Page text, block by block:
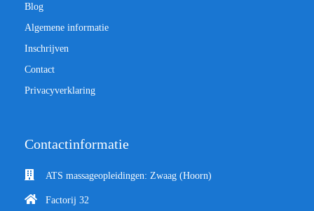
Blog
Algemene informatie
Inschrijven
Contact
Privacyverklaring
Contactinformatie
ATS massageopleidingen: Zwaag (Hoorn)
Factorij 32